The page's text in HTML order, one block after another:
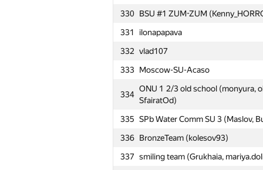
330 BSU #1 ZUM-ZUM
331
ilonapapava
332 vlad107
333 Moscow-SU-Acaso
334
ONU 1 2/3 old school (monyura,
SfairatOd)
335 SPb Water Comm SU 3 (Maslov,
336 BronzeTeam (kolesov93)
337 smiling team (Grukhaia,
306
Alexander Mashrabov
307
iroodaz
308 SPb NRU ITMO 8 (Garifullin,
309
NNSTU #1 (Алексей Петренко)
Russian S Hydromet U 1
VU #2 (Bilinskas)
312 Petrozavodsk SU 5 (Podkopaev,
313 SPb SU of Telecom 2
314
Novgorod SU 2 (Aidieva,